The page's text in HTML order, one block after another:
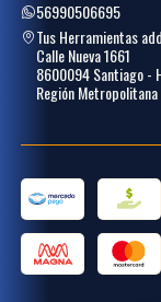
56990506695
Tus Herramientas
Calle Nueva 1661
8600094 Santiago -
Región